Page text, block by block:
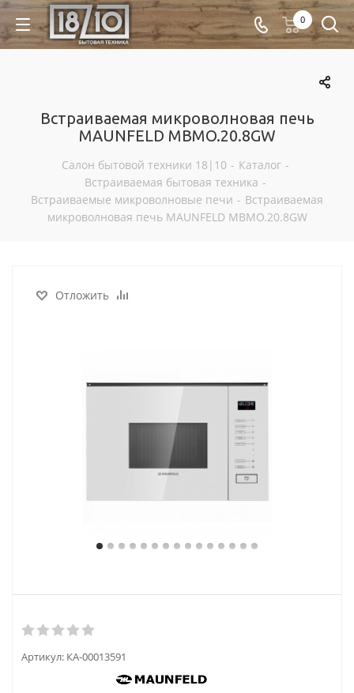
0
Встраиваемая микроволновая печь
MAUNFELD MBMO.20.8GW
Салон бытовой техники 18|10 - Каталог -
Встраиваемая бытовая техника -
Встраиваемые микроволновые печи - Встраиваемая
микроволновая печь MAUNFELD MBMO.20.8GW
Отложить
Артикул: КА-00013591